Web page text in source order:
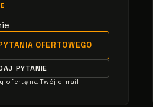
OFERTOWEGO
PYTANIE
ofertę na Twój e-mail